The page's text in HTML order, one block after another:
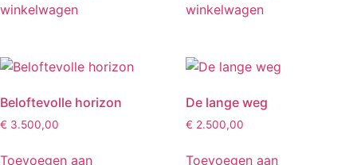
winkelwagen
winkelwagen
Beloftevolle horizon
€ 3.500,00
Toevoegen aan
De lange weg
€ 2.500,00
Toevoegen aan